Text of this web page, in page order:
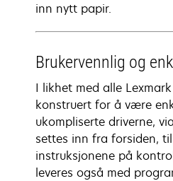
inn nytt papir.
Brukervennlig og
I likhet med alle
konstruert for å være
ukompliserte driverne,
settes inn fra forsiden,
instruksjonene på
leveres også med